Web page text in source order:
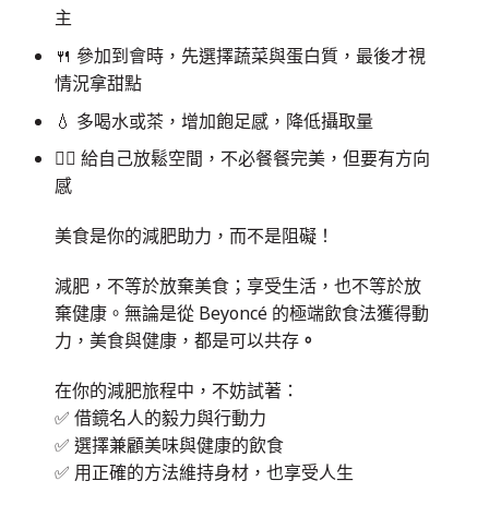
主
🍴 參加到會時，先選擇蔬菜與蛋白質，最後才視
情況拿甜點
💧 多喝水或茶，增加飽足感，降低攝取量
🧘‍♀️ 給自己放鬆空間，不必餐餐完美，但要有方向
感
美食是你的減肥助力，而不是阻礙！
減肥，不等於放棄美食；享受生活，也不等於放
棄健康。無論是從 Beyoncé 的極端飲食法獲得動
力，美食與健康，都是可以共存 。
在你的減肥旅程中，不妨試著：
✅ 借鏡名人的毅力與行動力
✅ 選擇兼顧美味與健康的飲食
✅ 用正確的方法維持身材，也享受人生